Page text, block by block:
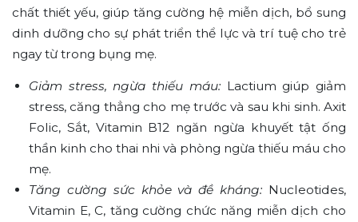
chất thiết yếu, giúp tăng cường hệ miễn dịch, bổ sung
dinh dưỡng cho sự phát triển thể lực và trí tuệ cho trẻ
ngay từ trong bụng mẹ.
Giảm stress, ngừa thiếu máu:Lactium giúp giảm
stress, căng thẳng cho mẹ trước và sau khi sinh. Axit
Folic, Sắt, Vitamin B12 ngăn ngừa khuyết tật ống
thần kinh cho thai nhi và phòng ngừa thiếu máu cho
mẹ.
Tăng cường sức khỏe và đề kháng: Nucleotides,
Vitamin E, C, tăng cường chức năng miễn dịch cho